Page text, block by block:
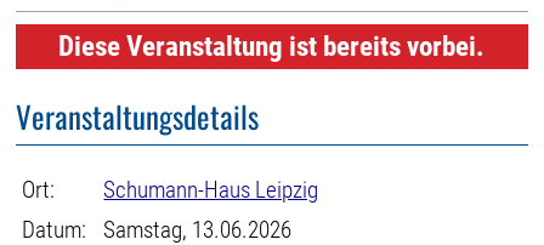
Diese Veranstaltung ist bereits vorbei.
Veranstaltungsdetails
Ort:
Schumann-Haus Leipzig
Datum:
Samstag, 13.06.2026